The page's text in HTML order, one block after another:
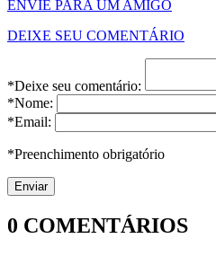
ENVIE PARA UM AMIGO
DEIXE SEU COMENTÁRIO
*Deixe seu comentário:
*Nome:
*Email:
*Preenchimento obrigatório
0 COMENTÁRIOS